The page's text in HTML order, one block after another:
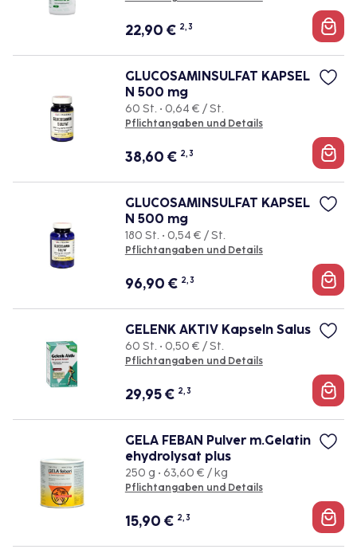
22,90 € 2, 3
GLUCOSAMINSULFAT KAPSEL
N 500 mg
60 St. • 0,64 € / St.
Pflichtangaben und Details
38,60 € 2, 3
GLUCOSAMINSULFAT KAPSEL
N 500 mg
180 St. • 0,54 € / St.
Pflichtangaben und Details
96,90 € 2, 3
GELENK AKTIV Kapseln Salus
60 St. • 0,50 € / St.
Pflichtangaben und Details
29,95€ 2, 3
GELA FEBAN Pulver m.Gelatin
ehydrolysat plus
250 g • 63,60 € / kg
Pflichtangaben und Details
15,90 € 2, 3